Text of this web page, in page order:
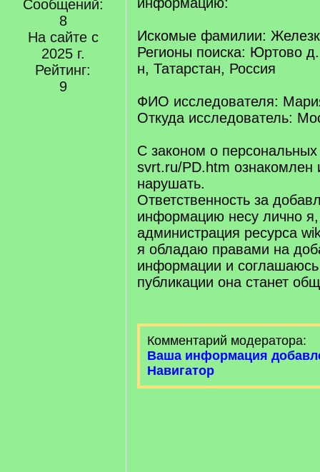
Сообщений:
8
На сайте с
2025 г.
Рейтинг:
9
Искомые фамилии:
Регионы поиска: Юртово
н, Татарстан, Россия
ФИО исследователя:
Откуда исследователь:
С законом о
svrt.ru/PD.htm ознакомлен
нарушать.
Ответственность за
информацию несу лично
администрация ресурса
я обладаю правами на
информации и
публикации она станет
Комментарий модератора:
Ваша информация
Навигатор